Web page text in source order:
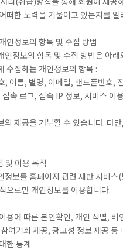
떠한 노력을 기울이고 있는지를
인정보의 항목 및 수집 방법
인정보의 항목 및 수집 방법은 아래
수집하는 개인정보의 항목 :
, 이름, 별명, 이메일, 핸드폰번호,
속 로그, 접속 IP 정보, 서비스 이
의 제공을 거부할 수 있습니다. 다
및 이용 목적
정보를 홈페이지 관련 제반 서비
으로만 개인정보를 이용합니다.
용에 따른 본인확인, 개인 식별,
여기회 제공, 광고성 정보 제공 등
한 통계